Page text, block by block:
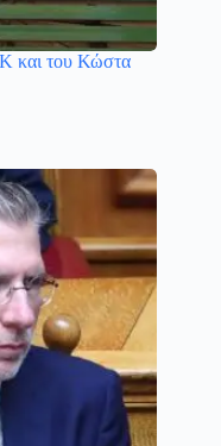
και του Κώστα